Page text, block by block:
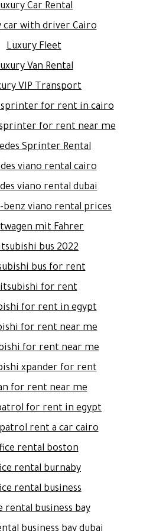
Car Rental
car with driver Cairo
Luxury Fleet
Van Rental
VIP Transport
sprinter for rent in cairo
for rent near me
Sprinter Rental
viano rental cairo
viano rental dubai
benz viano rental prices
mit Fahrer
bus 2022
bus for rent
for rent
for rent in egypt
for rent near me
for rent near me\
xpander for rent
for rent near me
for rent in egypt
rent a car cairo
rental boston
rental burnaby
rental business
rental business bay